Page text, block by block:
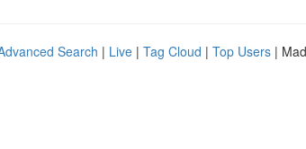
Search | Live | Tag Cloud | Top Users |